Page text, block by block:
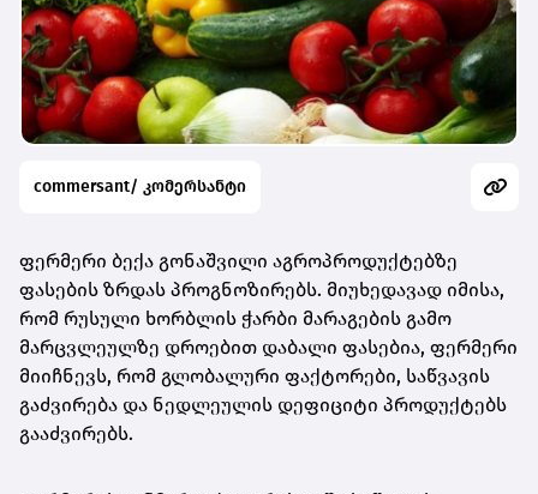
commersant/ კომერსანტი
ფერმერი ბექა გონაშვილი აგროპროდუქტებზე
ფასების ზრდას პროგნოზირებს. მიუხედავად იმისა,
რომ რუსული ხორბლის ჭარბი მარაგების გამო
მარცვლეულზე დროებით დაბალი ფასებია, ფერმერი
მიიჩნევს, რომ გლობალური ფაქტორები, საწვავის
გაძვირება და ნედლეულის დეფიციტი პროდუქტებს
გააძვირებს.